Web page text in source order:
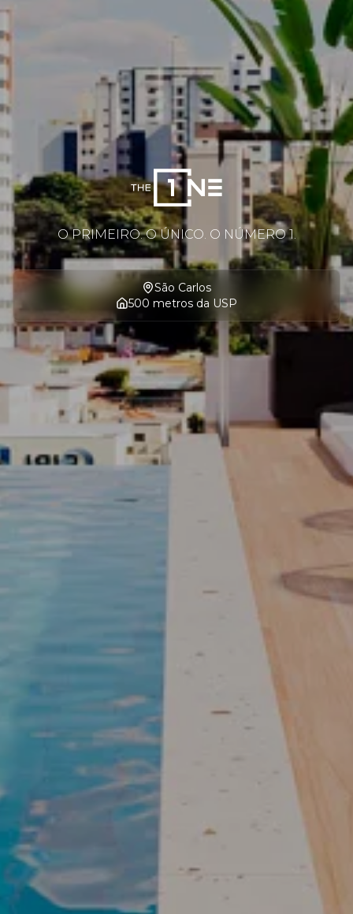
O PRIMEIRO. O ÚNICO. O NÚMERO 1.
São Carlos
500 metros da USP